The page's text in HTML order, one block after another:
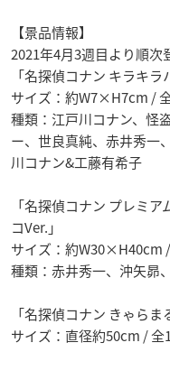
【景品情報】
2021年4月3週目より順次
「名探偵コナン キラキラ
サイズ：約W7×H7cm /
種類：江戸川コナン、怪
ー、世良真純、赤井秀一
川コナン&工藤有希子
「名探偵コナン プレミ
コVer.」
サイズ：約W30×H40cm
種類：赤井秀一、沖矢昴
「名探偵コナン きゃら
サイズ：直径約50cm / 全